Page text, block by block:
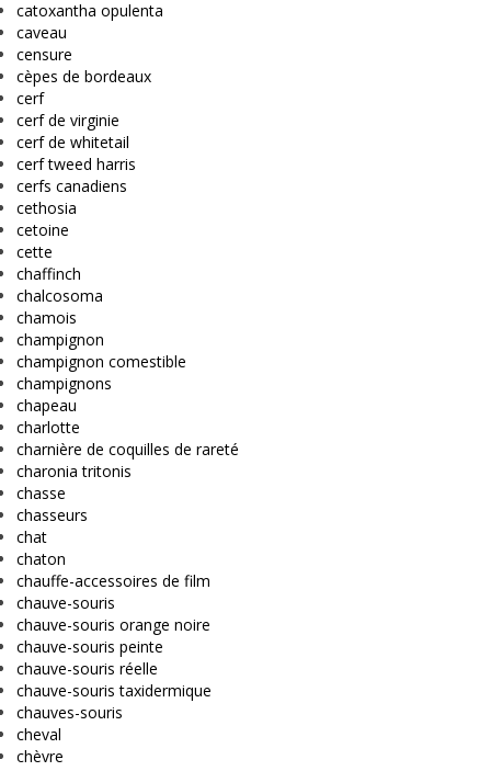
catoxantha opulenta
caveau
censure
cèpes de bordeaux
cerf
cerf de virginie
cerf de whitetail
cerf tweed harris
cerfs canadiens
cethosia
cetoine
cette
chaffinch
chalcosoma
chamois
champignon
champignon comestible
champignons
chapeau
charlotte
charnière de coquilles de rareté
charonia tritonis
chasse
chasseurs
chat
chaton
chauffe-accessoires de film
chauve-souris
chauve-souris orange noire
chauve-souris peinte
chauve-souris réelle
chauve-souris taxidermique
chauves-souris
cheval
chèvre